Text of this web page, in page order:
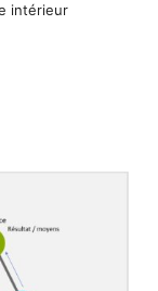
intérieur